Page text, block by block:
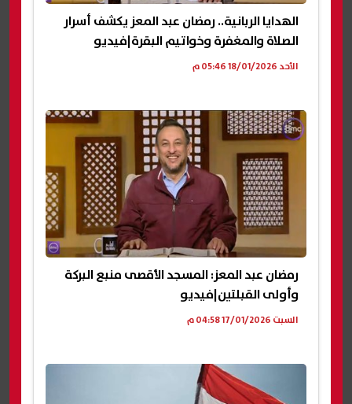
الهدايا الربانية.. رمضان عبد المعز يكشف أسرار
الصلاة والمغفرة وخواتيم البقرة|فيديو
الأحد 18/01/2026 05:46 م
رمضان عبد المعز: المسجد الأقصى منبع البركة
وأولى القبلتين|فيديو
السبت 17/01/2026 04:58 م